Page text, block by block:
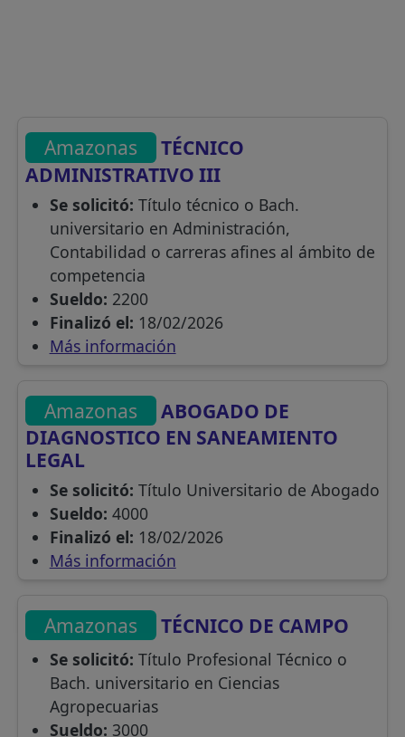
Amazonas
TÉCNICO
ADMINISTRATIVO III
Se solicitó: Título técnico o Bach.
universitario en Administración,
Contabilidad o carreras afines al ámbito de
competencia
Sueldo: 2200
Finalizó el: 18/02/2026
Más información
Amazonas
ABOGADO DE
DIAGNOSTICO EN SANEAMIENTO
LEGAL
Se solicitó: Título Universitario de Abogado
Sueldo: 4000
Finalizó el: 18/02/2026
Más información
Amazonas TÉCNICO DE CAMPO
Se solicitó: Título Profesional Técnico o
Bach. universitario en Ciencias
Agropecuarias
Sueldo: 3000